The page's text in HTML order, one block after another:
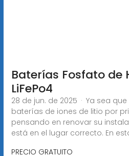
Baterías Fosfato de
LiFePo4
28 de jun. de 2025 · Ya sea
baterías de iones de litio por
pensando en renovar su
está en el lugar correcto. En
PRECIO GRATUITO